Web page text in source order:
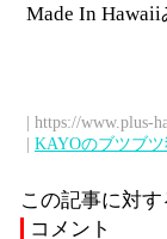
Made In
| https://www.plus-
| KAYOのブツブ
この記事に対
コメント